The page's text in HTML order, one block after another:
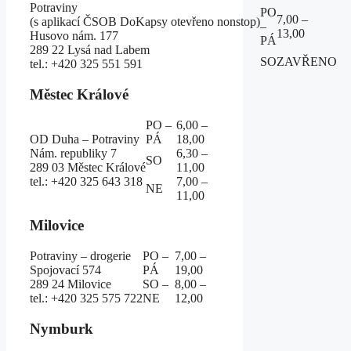
Potraviny
(s aplikací ČSOB DoKapsy otevřeno nonstop)
Husovo nám. 177
289 22 Lysá nad Labem
tel.: +420 325 551 591
PO
–
PÁ
7,00 –
13,00
SOZAVŘENO
Městec Králové
OD Duha – Potraviny
Nám. republiky 7
289 03 Městec Králové
tel.: +420 325 643 318
PO –
PÁ
6,00 –
18,00
SO
6,30 –
11,00
NE
7,00 –
11,00
Milovice
Potraviny – drogerie
Spojovací 574
289 24 Milovice
tel.: +420 325 575 722
PO –
PÁ
7,00 –
19,00
SO –
NE
8,00 –
12,00
Nymburk